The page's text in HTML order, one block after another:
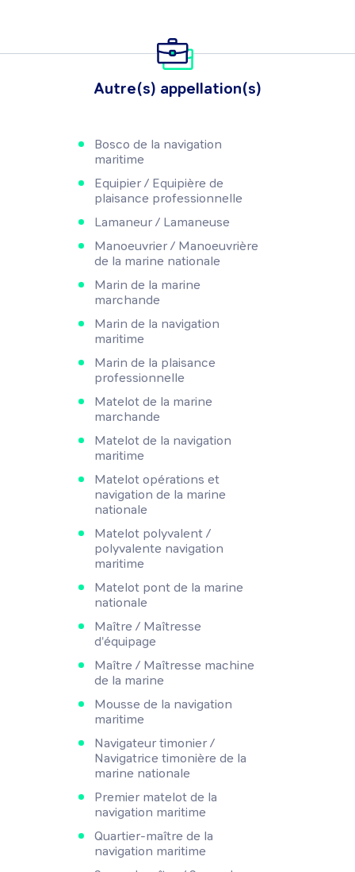
Autre(s) appellation(s)
Bosco de la navigation
maritime
Equipier / Equipière de
plaisance professionnelle
Lamaneur / Lamaneuse
Manoeuvrier / Manoeuvrière
de la marine nationale
Marin de la marine
marchande
Marin de la navigation
maritime
Marin de la plaisance
professionnelle
Matelot de la marine
marchande
Matelot de la navigation
maritime
Matelot opérations et
navigation de la marine
nationale
Matelot polyvalent /
polyvalente navigation
maritime
Matelot pont de la marine
nationale
Maître / Maîtresse
d'équipage
Maître / Maîtresse machine
de la marine
Mousse de la navigation
maritime
Navigateur timonier /
Navigatrice timonière de la
marine nationale
Premier matelot de la
navigation maritime
Quartier-maître de la
navigation maritime